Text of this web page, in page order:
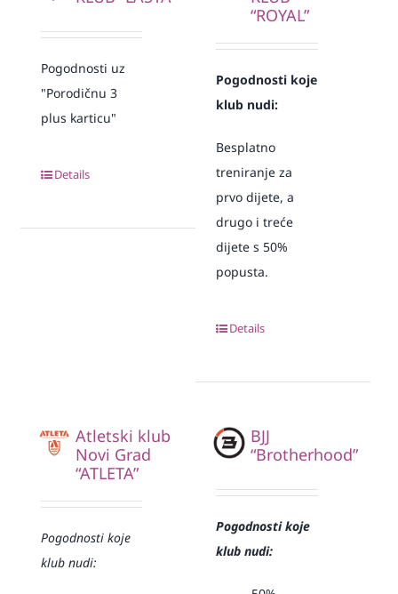
Pogodnosti uz
"Porodičnu 3
plus karticu"
Details
“ROYAL”
Pogodnosti koje
klub nudi:
Besplatno
treniranje za
prvo dijete, a
drugo i treće
dijete s 50%
popusta.
Details
Atletski klub
Novi Grad
“ATLETA”
Pogodnosti koje
klub nudi:
BJJ
“Brotherhood”
Pogodnosti koje
klub nudi: